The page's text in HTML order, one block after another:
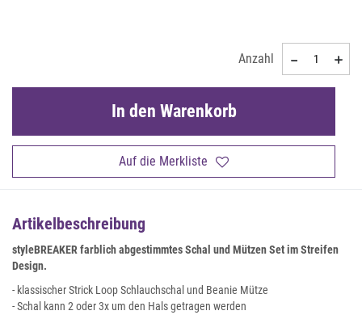
Anzahl
Auf die Merkliste
In den Warenkorb
Artikelbeschreibung
styleBREAKER farblich abgestimmtes Schal und Mützen Set im Streifen
Design.
- klassischer Strick Loop Schlauchschal und Beanie Mütze
- Schal kann 2 oder 3x um den Hals getragen werden